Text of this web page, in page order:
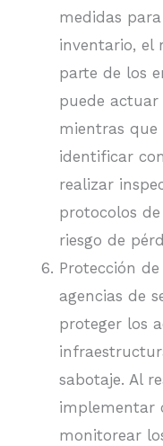
medidas
inventario, el
parte de los
puede actuar
mientras que
identificar
realizar
protocolos
riesgo de
Protección
agencias de
proteger los
sabotaje. Al
implementar
monitorear